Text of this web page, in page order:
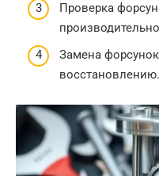
Проверка
Замена
восстановлению.